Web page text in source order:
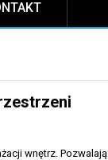
wnętrz. Pozwalają